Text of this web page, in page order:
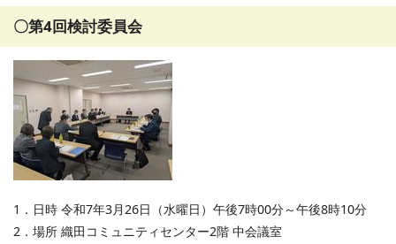
〇第4回検討委員会
1．日時 令和7年3月26日（水曜日）午後7時00分～午後8時10分
2．場所 織田コミュニティセンター2階 中会議室